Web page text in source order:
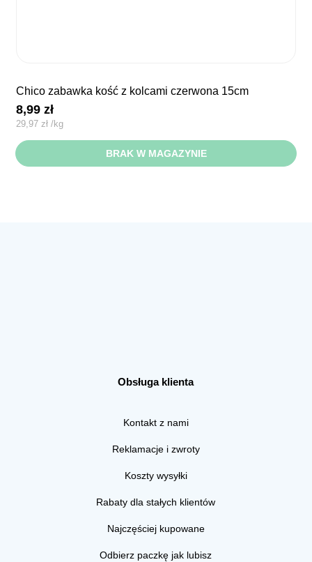
chico zabawka kość z kolcami czerwona 15cm
8,99zł
29,97zł /kg
BRAK W MAGAZYNIE
Obsługa klienta
Kontakt z nami
Reklamacje i zwroty
Koszty wysyłki
Rabaty dla stałych klientów
Najczęściej kupowane
Odbierz paczkę jak lubisz